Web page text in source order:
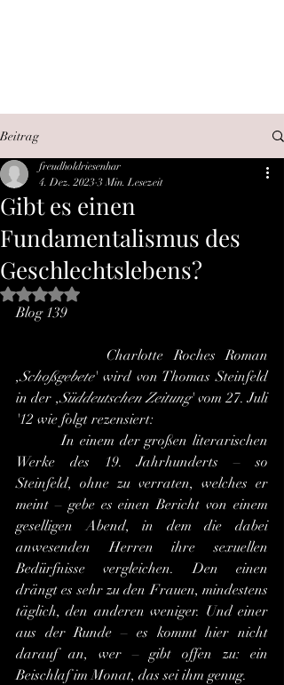
Beitrag
Gibt es einen
Fundamentalismus des
Geschlechtslebens?
freudholdriesenhar
4. Dez. 2023 3 Min. Lesezeit
Mit NaN von 5 Sternen bewertet.
Blog 139
,Schoßgebete' wird von Thomas Steinfeld
in der ,Süddeutschen Zeitung' vom 27. Juli
'12 wie folgt rezensiert:
         In einem der großen literarischen
Werke des 19. Jahrhunderts – so
Steinfeld, ohne zu verraten, welches er
meint – gebe es einen Bericht von einem
geselligen Abend, in dem die dabei
anwesenden Herren ihre sexuellen
Bedürfnisse vergleichen. Den einen
drängt es sehr zu den Frauen, mindestens
täglich, den anderen weniger. Und einer
aus der Runde – es kommt hier nicht
darauf an, wer – gibt offen zu: ein
Beischlaf im Monat, das sei ihm genug.